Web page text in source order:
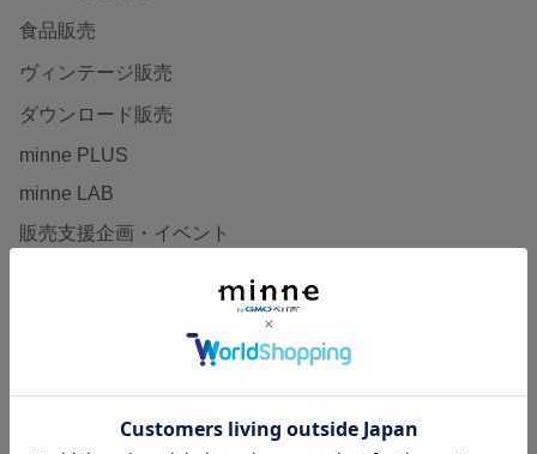
食品販売
ヴィンテージ販売
ダウンロード販売
minne PLUS
minne LAB
販売支援企画・イベント
minneとものづくりと